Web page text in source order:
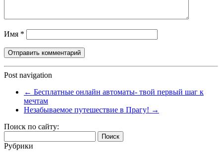
Имя *
Post navigation
← Бесплатные онлайн автоматы- твой первый шаг к
мечтам
Незабываемое путешествие в Прагу! →
Поиск по сайту:
Рубрики